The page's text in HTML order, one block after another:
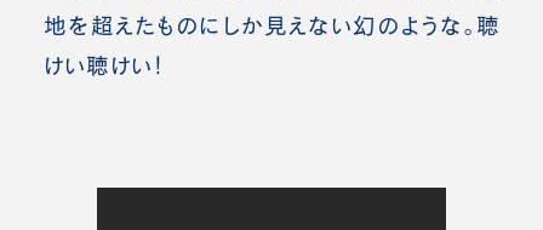
地を超えたものにしか見えない幻のような。聴
けい聴けい！